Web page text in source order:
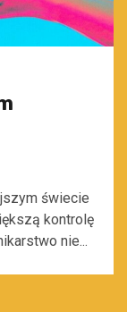
świecie
kontrolę
nie...